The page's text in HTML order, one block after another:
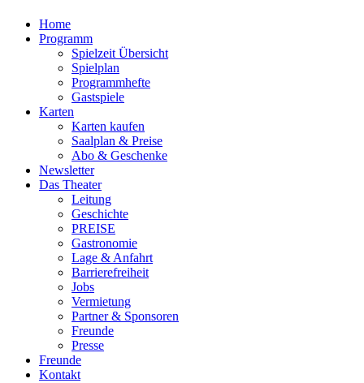
Home
Programm
Spielzeit Übersicht
Spielplan
Programmhefte
Gastspiele
Karten
Karten kaufen
Saalplan & Preise
Abo & Geschenke
Newsletter
Das Theater
Leitung
Geschichte
PREISE
Gastronomie
Lage & Anfahrt
Barrierefreiheit
Jobs
Vermietung
Partner & Sponsoren
Freunde
Presse
Freunde
Kontakt